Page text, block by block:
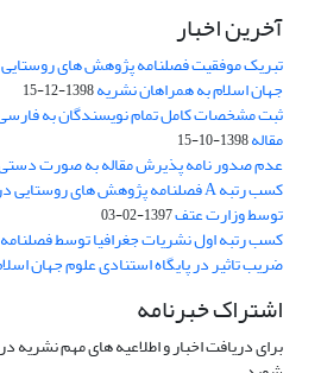
آخرین اخبار
تبریک موفقیت فصلنامه پژوهش های
جهان اسلام به همراهان نشریه1398-12-15
ثبت مشخصات کامل تمام نویسندگان به
مقاله1398-10-15
عدم صدور نامه پذیرش مقاله به صورت
توسط وزارت عتف1397-02-03
کسب رتبه اول نشریات جغرافیا توسط
ضریب تاثیر در پایگاه استنادی علوم جهان
اشتراک خبرنامه
برای دریافت اخبار و اطلاعیه های مهم